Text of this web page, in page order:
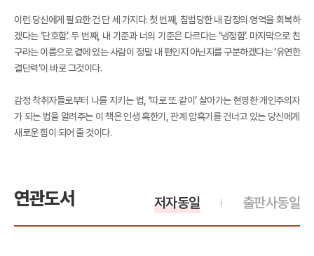
이런 당신에게 필요한 건 단 세 가지다. 첫 번째, 침범당한 내 감정의 영역을 회복하
겠다는 ‘단호함’. 두 번째, 내 기준과 너의 기준은 다르다는 ‘냉정함’. 마지막으로 친
구라는 이름으로 곁에 있는 사람이 정말 내 편인지 아닌지를 구분하겠다는 ‘유연한
결단력’이 바로 그것이다.
감정 착취자들로부터 나를 지키는 법, ‘따로 또 같이’ 살아가는 현명한 개인주의자
가 되는 법을 알려주는 이 책은 인생 혹한기, 관계 암흑기를 건너고 있는 당신에게
새로운 힘이 되어 줄 것이다.
연관도서 출판사동일
저자동일